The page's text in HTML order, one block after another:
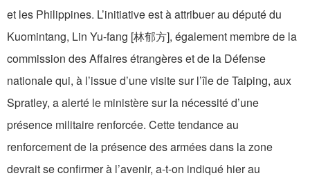
et les Philippines. L’initiative est à attribuer au député du
Kuomintang, Lin Yu-fang [林郁方], également membre de la
commission des Affaires étrangères et de la Défense
nationale qui, à l’issue d’une visite sur l’île de Taiping, aux
Spratley, a alerté le ministère sur la nécessité d’une
présence militaire renforcée. Cette tendance au
renforcement de la présence des armées dans la zone
devrait se confirmer à l’avenir, a-t-on indiqué hier au